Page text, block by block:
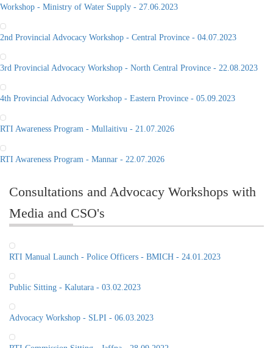
Workshop - Ministry of Water Supply - 27.06.2023
2nd Provincial Advocacy Workshop - Central Province - 04.07.2023
3rd Provincial Advocacy Workshop - North Central Province - 22.08.2023
4th Provincial Advocacy Workshop - Eastern Province - 05.09.2023
RTI Awareness Program - Mullaitivu - 21.07.2026
RTI Awareness Program - Mannar - 22.07.2026
Consultations and Advocacy Workshops with
Media and CSO's
RTI Manual Launch - Police Officers - BMICH - 24.01.2023
Public Sitting - Kalutara - 03.02.2023
Advocacy Workshop - SLPI - 06.03.2023